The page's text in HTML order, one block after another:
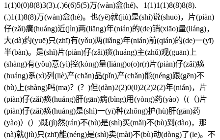
1(1)0(0)8(8)3(3).(.)6(6)5(5)万(wàn)盒(hé)、1(1)1(1)8(8)8(8).
(.)1(1)8(8)万(wàn)盒(hé)。也(yě)就(jiù)是(shì)说(shuō)，片(piàn)
仔(zǎi)癀(huáng)近(jìn)两(liǎng)年(nián)的(de)销(xiāo)量(liáng)，
大(dà)约(yuē)只(zhī)有(yǒu)两(liǎng)年(nián)前(qián)的(de)一(yī)
半(bàn)。是(shì)片(piàn)仔(zǎi)癀(huáng)主(zhǔ)观(guān)上
(shàng)有(yǒu)意(yì)控(kòng)量(liáng)o(o)r(r)片(piàn)仔(zǎi)癀
(huáng)系(xì)列(liè)产(chǎn)品(pǐn)产(chǎn)能(néng)跟(gēn)不
(bù)上(shàng)吗(ma)？(？)但(dàn)2(2)0(0)2(2)2(2)年(nián)，片
(piàn)仔(zǎi)癀(huáng)肝(gān)病(bìng)用(yòng)药(yào)（(（)片
(piàn)仔(zǎi)癀(huáng)是(shì)一(yī)种(zhǒng)护(hù)肝(gān)药
(yào)）(）)既(jì)然(rán)不(bù)是(shì)买(mǎi)不(bù)到(dào)，那
(nà)就(jiù)只(zhī)能(néng)是(shì)卖(mài)不(bù)动(dòng)了(le)。不